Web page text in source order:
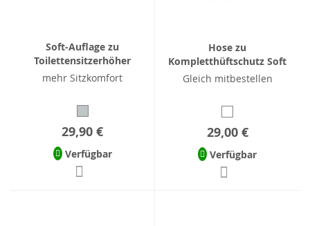
Soft-Auflage zu
Toilettensitzerhöher
mehr Sitzkomfort
29,90 €
Verfügbar
Hose zu
Kompletthüftschutz Soft
Gleich mitbestellen
29,00 €
Verfügbar